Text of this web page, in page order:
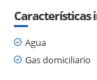
Características
Agua
Gas domiciliario